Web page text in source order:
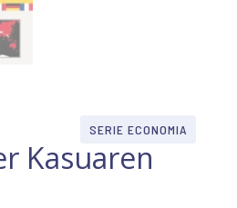
SERIE ECONOMIA
Kasuaren